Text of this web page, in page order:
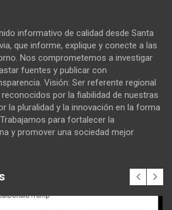
informativo de calidad desde Santa
que informe, explique y conecte a las
Nos comprometemos a investigar
fuentes y publicar con
Visión: Ser referente regional
por la fiabilidad de nuestras
la pluralidad y la innovación en la forma
para fortalecer la
y promover una sociedad mejor